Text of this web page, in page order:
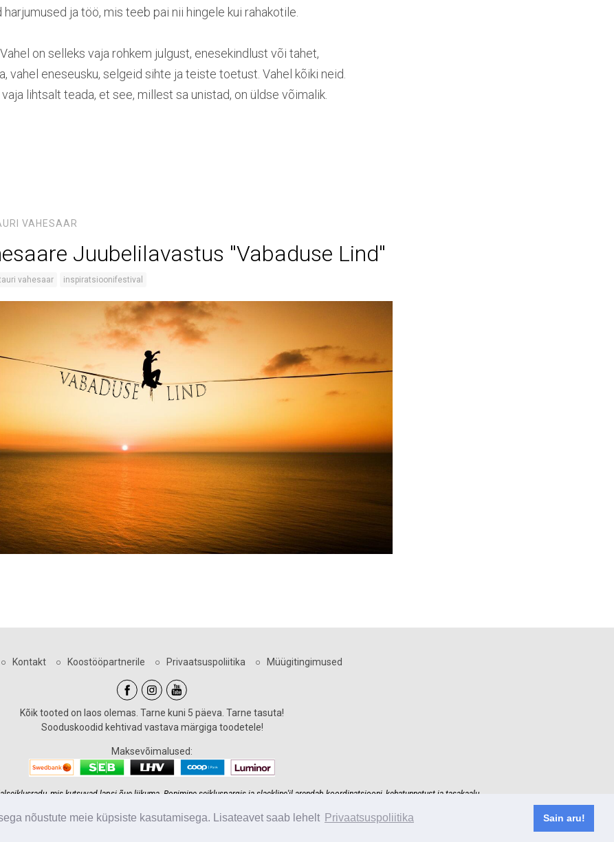
nõustute meie küpsiste kasutamisega. Lisateavet saab lehelt Privaatsuspoliitika Sain aru!
ja töö, mis teeb pai nii hingele kui rahakotile.
on selleks vaja rohkem julgust, enesekindlust või tahet,
vahel eneseusku, selgeid sihte ja teiste toetust. Vahel kõiki neid.
lihtsalt teada, et see, millest sa unistad, on üldse võimalik.
VAHESAAR
Juubelilavastus ''Vabaduse Lind''
vahesaar inspiratsioonifestival
Kontakt○ Koostööpartnerile ○ Privaatsuspoliitika ○ Müügitingimused
Kõik tooted on laos olemas. Tarne kuni 5 päeva. Tarne tasuta!
Sooduskoodid kehtivad vastava märgiga toodetele!
Maksevõimalused:
mis kutsuvad lapsi õue liikuma. Ronimine seikluspargis ja slackline'il arendab koordinatsiooni, kehatunnetust ja tasakaalu.